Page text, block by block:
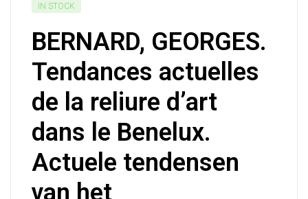
IN STOCK
BERNARD, GEORGES.
Tendances actuelles
de la reliure d’art
dans le Benelux.
Actuele tendensen
van het